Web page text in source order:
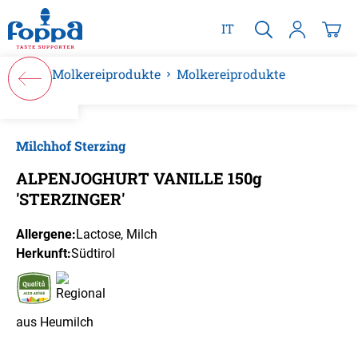
springen
IT
Molkereiprodukte Molkereiprodukte
Milchhof Sterzing
ALPENJOGHURT VANILLE 150g
'STERZINGER'
Allergene:Lactose, Milch
Herkunft:Südtirol
aus Heumilch